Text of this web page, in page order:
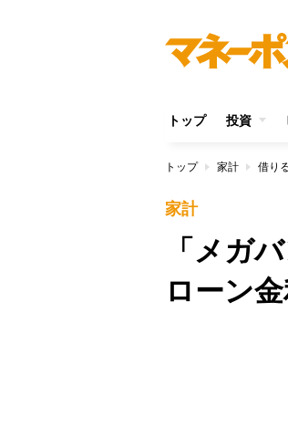
トップ 投資
トップ 家計 借り
家計
「メガ
ローン